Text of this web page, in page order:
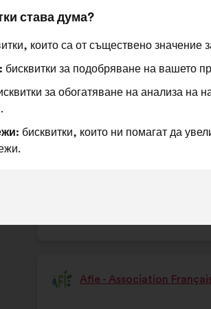
предложението:
Il faut systématiser un
jeune âge
разпределението
е:
Съгласен
:
Това
беше
Предпочитан
: 59
пъти
Предложение
Afie - Association
става дума?
които са от съществено значение
бисквитки за подобряване на вашето
за обогатяване на анализа на
бисквитки, които ни помагат да